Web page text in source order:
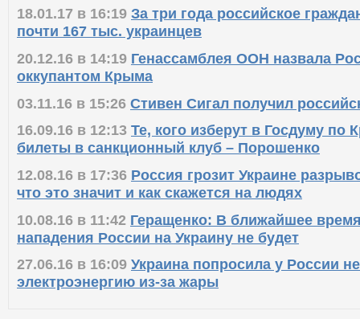
18.01.17 в 16:19 За три года российское
почти 167 тыс. украинцев
20.12.16 в 14:19 Генассамблея ООН назвала
оккупантом Крыма
03.11.16 в 15:26 Стивен Сигал получил
16.09.16 в 12:13 Те, кого изберут в Госдуму по
билеты в санкционный клуб – Порошенко
12.08.16 в 17:36 Россия грозит Украине
что это значит и как скажется на людях
10.08.16 в 11:42 Геращенко: В ближайшее
нападения России на Украину не будет
27.06.16 в 16:09 Украина попросила у России
электроэнергию из-за жары